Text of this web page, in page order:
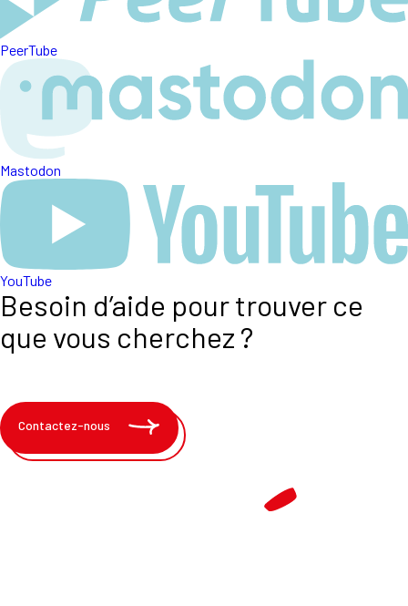
PeerTube
Mastodon
YouTube
Besoin d’aide pour trouver ce
que vous cherchez ?
Contactez-nous